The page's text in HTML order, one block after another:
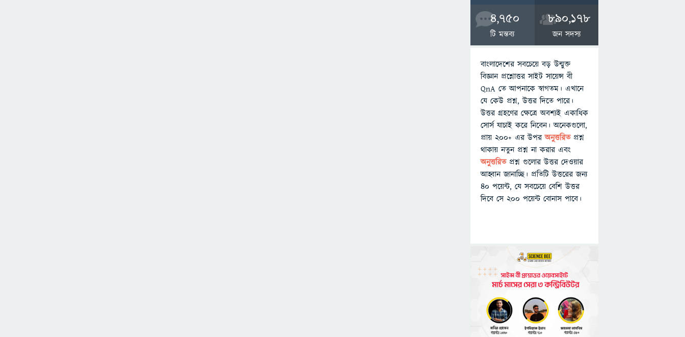
4,750
টি মন্তব্য
890,178
জন সদস্য
বাংলাদেশের সবচেয়ে বড় উন্মুক্ত
বিজ্ঞান প্রশ্নোত্তর সাইট সায়েন্স বী
QnA তে আপনাকে স্বাগতম। এখানে
যে কেউ প্রশ্ন, উত্তর দিতে পারে।
উত্তর গ্রহণের ক্ষেত্রে অবশ্যই একাধিক
সোর্স যাচাই করে নিবেন। অনেকগুলো,
প্রায় ২০০+ এর উপরঅনুত্তরিতপ্রশ্ন
থাকায় নতুন প্রশ্ন না করার এবং
অনুত্তরিত প্রশ্ন গুলোর উত্তর দেওয়ার
আহ্বান জানাচ্ছি। প্রতিটি উত্তরের জন্য
৪০ পয়েন্ট, যে সবচেয়ে বেশি উত্তর
দিবে সে ২০০ পয়েন্ট বোনাস পাবে।